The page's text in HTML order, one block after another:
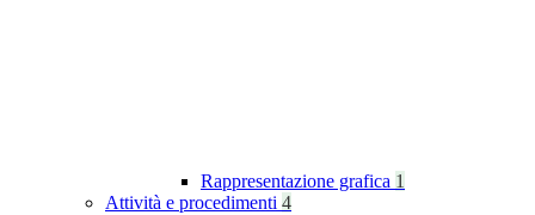
Rappresentazione grafica 1
Attività e procedimenti 4